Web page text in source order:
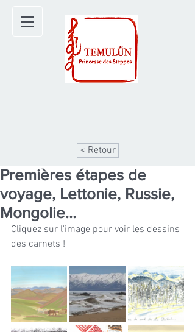
< Retour
Premières étapes de
voyage, Lettonie, Russie,
Mongolie...
Cliquez sur l'image pour voir les dessins
des carnets !